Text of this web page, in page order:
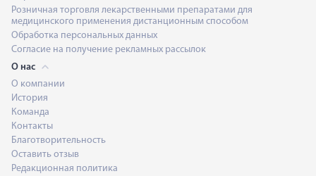
Розничная торговля лекарственными препаратами для
медицинского применения дистанционным способом
Обработка персональных данных
Согласие на получение рекламных рассылок
О нас
О компании
История
Команда
Контакты
Благотворительность
Оставить отзыв
Редакционная политика